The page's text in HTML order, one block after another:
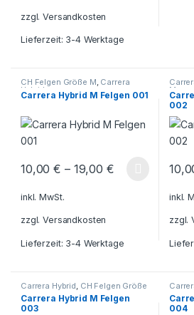
zzgl.Versandkosten
Lieferzeit: 3-4 Werktage
CH Felgen Größe M, Carrera
Hybrid
Carrera Hybrid M Felgen 001
10,00€ – 19,00 €
Dieses Produkt weist mehrere
inkl. MwSt.
zzgl.Versandkosten
Lieferzeit: 3-4 Werktage
M
002
inkl.
zzgl.
Carrera Hybrid CH Felgen Größe
M
Carrera Hybrid M Felgen
003
M
004